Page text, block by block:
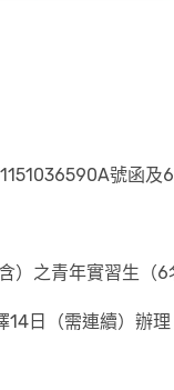
號函
）之青年實習生（
日（需連續）辦